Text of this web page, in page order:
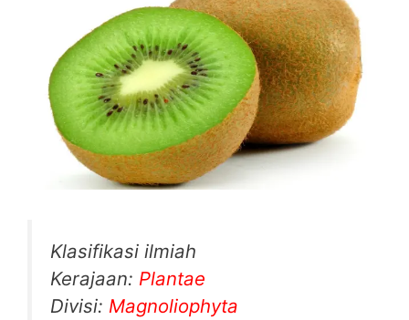
Klasifikasi ilmiah
Kerajaan: Plantae
Divisi: Magnoliophyta